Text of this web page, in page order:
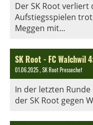
Der SK Root verliert
Aufstiegsspielen
Meggen mit...
SK Root - FC Walchwil
01.06.2025, SK Root Pressechef
In der letzten
der SK Root gegen